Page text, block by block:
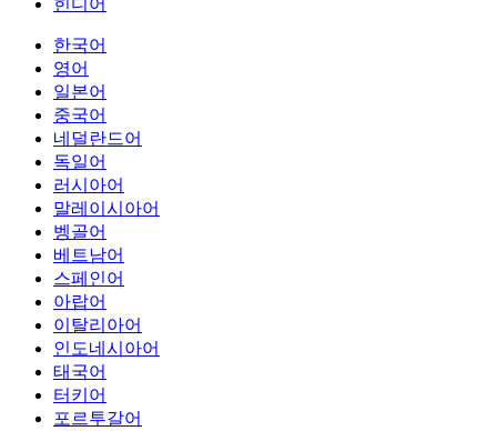
힌디어
한국어
영어
일본어
중국어
네덜란드어
독일어
러시아어
말레이시아어
벵골어
베트남어
스페인어
아랍어
이탈리아어
인도네시아어
태국어
터키어
포르투갈어